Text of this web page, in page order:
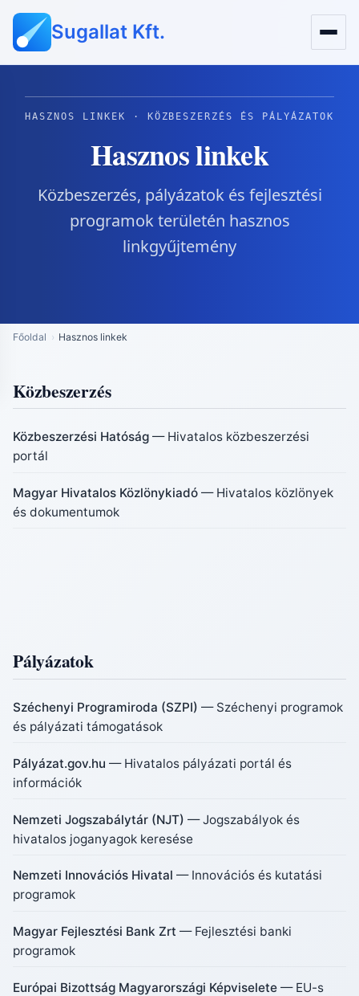
Sugallat Kft.
HASZNOS LINKEK · KÖZBESZERZÉS ÉS PÁLYÁZATOK
Hasznos linkek
Közbeszerzés, pályázatok és fejlesztési
programok területén hasznos
linkgyűjtemény
Főoldal Hasznos linkek
Közbeszerzés
Közbeszerzési Hatóság — Hivatalos közbeszerzési
portál
Magyar Hivatalos Közlönykiadó — Hivatalos közlönyek
és dokumentumok
Pályázatok
Széchenyi Programiroda (SZPI) — Széchenyi programok
és pályázati támogatások
Pályázat.gov.hu — Hivatalos pályázati portál és
információk
Nemzeti Jogszabálytár (NJT) — Jogszabályok és
hivatalos joganyagok keresése
Nemzeti Innovációs Hivatal — Innovációs és kutatási
programok
Magyar Fejlesztési Bank Zrt — Fejlesztési banki
programok
Európai Bizottság Magyarországi Képviselete — EU-s